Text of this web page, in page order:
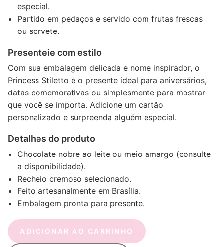
especial.
Partido em pedaços e servido com frutas frescas
ou sorvete.
Presenteie com estilo
Com sua embalagem delicada e nome inspirador, o
Princess Stiletto é o presente ideal para aniversários,
datas comemorativas ou simplesmente para mostrar
que você se importa. Adicione um cartão
personalizado e surpreenda alguém especial.
Detalhes do produto
Chocolate nobre ao leite ou meio amargo (consulte
a disponibilidade).
Recheio cremoso selecionado.
Feito artesanalmente em Brasília.
Embalagem pronta para presente.
ADICIONAR AO CARRINHO